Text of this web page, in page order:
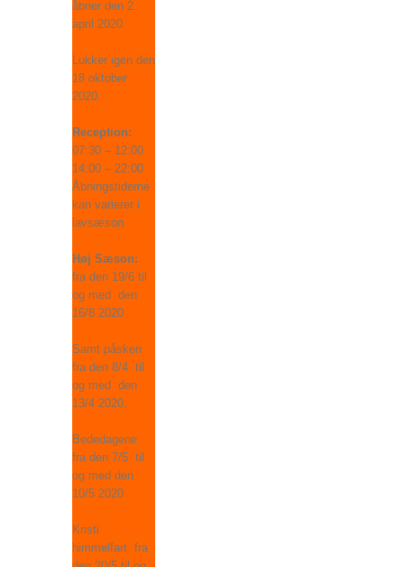
åbner den 2.
april 2020
Lukker igen den
18 oktober
2020.
Reception:
07:30 – 12:00
14:00 – 22:00
Åbningstiderne
kan varierer i
lavsæson.
Høj Sæson:
fra den 19/6 til
og med den
16/8 2020
Samt påsken
fra den 8/4 til
og med den
13/4 2020.
Bededagene
fra den 7/5 til
og med den
10/5 2020
Kristi
himmelfart fra